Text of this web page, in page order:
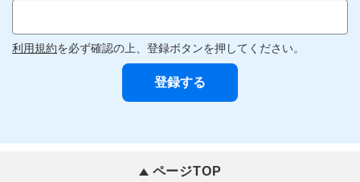
利用規約を必ず確認の上、登録ボタンを押してください。
ページTOP